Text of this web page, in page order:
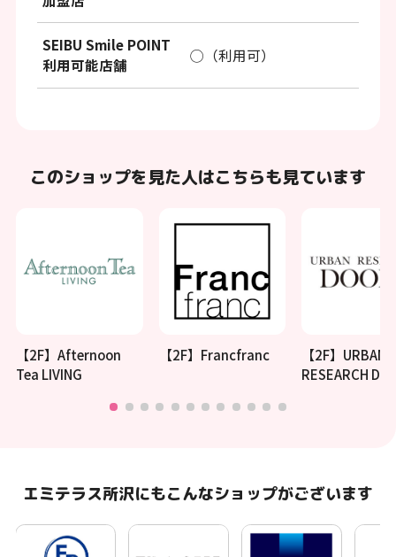
SEIBU Smile POINT
利用可能店舗
◯（利用可）
このショップを見た人はこちらも見ています
【2F】Afternoon
Tea LIVING
【2F】Francfranc
【2F】URBAN
RESEARCH
エミテラス所沢にもこんなショップがございます